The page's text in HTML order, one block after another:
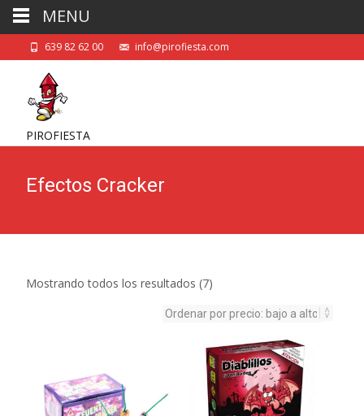
639 82 62 00 info@pirofiesta.com
PIROFIESTA
Efectos Cracker
Mostrando todos los resultados (7)
MENU